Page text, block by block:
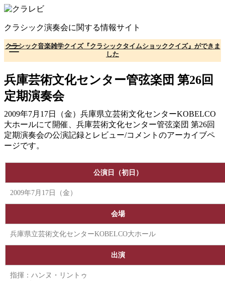
コ
テ
ン
ツ
へ
動
クラシック演奏会に関する情報サイト
クラシック音楽雑学クイズ『クラシックタイムショッククイズ』ができま
した
兵庫芸術文化センター管弦楽団 第26回
定期演奏会
2009年7月17日（金）兵庫県立芸術文化センターKOBELCO
大ホールにて開催、兵庫芸術文化センター管弦楽団 第26回
定期演奏会の公演記録とレビュー/コメントのアーカイブペ
ージです。
公演日（初日）
2009年7月17日（金）
会場
兵庫県立芸術文化センターKOBELCO大ホール
出演
指揮：ハンヌ・リントゥ